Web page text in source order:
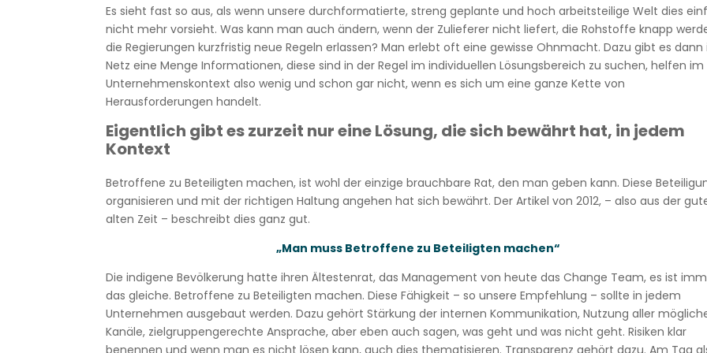
Es sieht fast so aus, als wenn unsere durchformatierte, streng geplante und hoch arbeitsteilige Welt dies
nicht mehr vorsieht. Was kann man auch ändern, wenn der Zulieferer nicht liefert, die Rohstoffe knapp
die Regierungen kurzfristig neue Regeln erlassen? Man erlebt oft eine gewisse Ohnmacht. Dazu gibt es
Netz eine Menge Informationen, diese sind in der Regel im individuellen Lösungsbereich zu suchen, helfen im
Unternehmenskontext also wenig und schon gar nicht, wenn es sich um eine ganze Kette von
Herausforderungen handelt.
Eigentlich gibt es zurzeit nur eine Lösung, die sich bewährt hat, in jedem
Kontext
Betroffene zu Beteiligten machen, ist wohl der einzige brauchbare Rat, den man geben kann. Diese
organisieren und mit der richtigen Haltung angehen hat sich bewährt. Der Artikel von 2012, – also aus der
alten Zeit – beschreibt dies ganz gut.
„Man muss Betroffene zu Beteiligten machen“
Die indigene Bevölkerung hatte ihren Ältestenrat, das Management von heute das Change Team, es ist
das gleiche. Betroffene zu Beteiligten machen. Diese Fähigkeit – so unsere Empfehlung – sollte in jedem
Unternehmen ausgebaut werden. Dazu gehört Stärkung der internen Kommunikation, Nutzung aller
Kanäle, zielgruppengerechte Ansprache, aber eben auch sagen, was geht und was nicht geht. Risiken klar
benennen und wenn man es nicht lösen kann, auch dies thematisieren. Transparenz gehört dazu. Am Tag